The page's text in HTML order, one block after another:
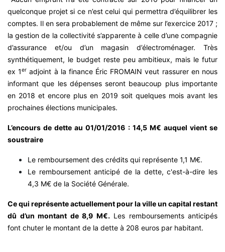
quelconque projet si ce n’est celui qui permettra d’équilibrer les
comptes. Il en sera probablement de même sur l’exercice 2017 ;
la gestion de la collectivité s’apparente à celle d’une compagnie
d’assurance et/ou d’un magasin d’électroménager. Très
synthétiquement, le budget reste peu ambitieux, mais le futur
ex 1er adjoint à la finance Éric FROMAIN veut rassurer en nous
informant que les dépenses seront beaucoup plus importante
en 2018 et encore plus en 2019 soit quelques mois avant les
prochaines élections municipales.
L’encours de dette au 01/01/2016 : 14,5 M€ auquel vient se
soustraire
Le remboursement des crédits qui représente 1,1 M€.
Le remboursement anticipé de la dette, c'est-à-dire les
4,3 M€ de la Société Générale.
Ce qui représente actuellement pour la ville un capital restant
dû d’un montant de 8,9 M€.Les remboursements anticipés
font chuter le montant de la dette à 208 euros par habitant.